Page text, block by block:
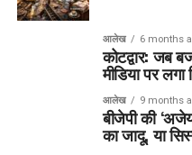
आलेख 6 months
कोटद्वार:
मीडिया पर लगा
आलेख 9 months
बीजेपी की
का जादू, या